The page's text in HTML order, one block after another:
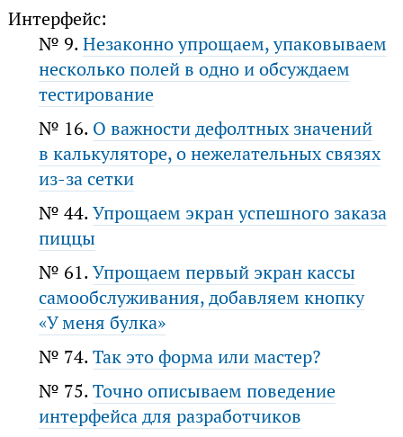
Интерфейс:
№ 9.Незаконно упрощаем, упаковываем
несколько полей в одно и обсуждаем
тестирование
№ 16. О важности дефолтных значений
в калькуляторе, о нежелательных связях
из-за сетки
№ 44.Упрощаем экран успешного заказа
пиццы
№ 61.Упрощаем первый экран кассы
самообслуживания, добавляем кнопку
«У меня булка»
№ 74.Так это форма или мастер?
№ 75.Точно описываем поведение
интерфейса для разработчиков